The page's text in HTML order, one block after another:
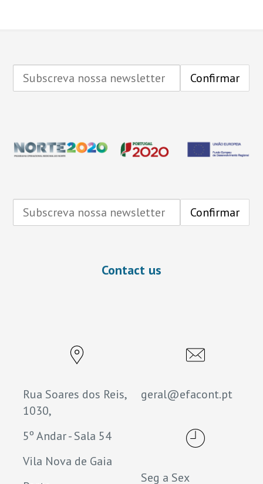
Contact us
Rua Soares dos Reis,
1030,
5º Andar - Sala 54
Vila Nova de Gaia
geral@efacont.pt
Seg a Sex